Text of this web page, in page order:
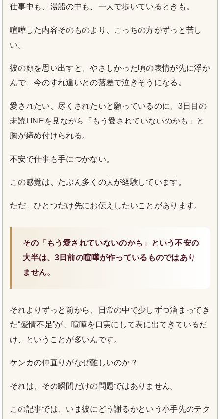
仕事中も、湯船の中も、一人で歩いているときも。
喧嘩した内容そのものより、こっちの方がずっと苦し
い。
彼の顔を思い出すと、やさしかった頃の表情が先に浮か
んで、今のすれ違いとの落差で泣きそうになる。
愛されたい、尽くされたいと願っているのに、3日目の
未読LINEを見ながら「もう愛されていないのかも」と
胸が締め付けられる。
不安で仕事も手につかない。
この感覚は、たぶん多くの人が経験しています。
ただ、ひとつだけ先にお伝えしたいことがあります。
その「もう愛されていないのかも」という不安の
大半は、3日前の喧嘩が作っているものではあり
ません。
それよりずっと前から、日常の中で少しずつ溜まってき
た“愛情不足”が、喧嘩を口実にして表に出てきているだ
け、ということが多いんです。
ケンカの仲直りがなぜ難しいのか？
それは、その瞬間だけの問題ではありません。
この記事では、いま彼にどう謝るかという小手先のテク